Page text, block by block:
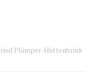
Plümper-Hüttenbrink